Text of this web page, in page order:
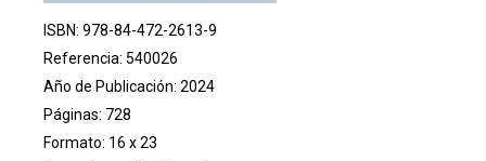
ISBN: 978-84-472-2613-9
Referencia: 540026
Año de Publicación: 2024
Páginas: 728
Formato: 16 x 23